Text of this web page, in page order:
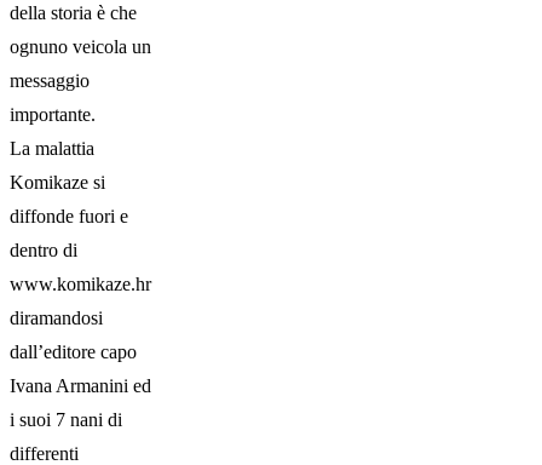
della storia è che
ognuno veicola un
messaggio
importante.
La malattia
Komikaze si
diffonde fuori e
dentro di
www.komikaze.hr
diramandosi
dall’editore capo
Ivana Armanini ed
i suoi 7 nani di
differenti